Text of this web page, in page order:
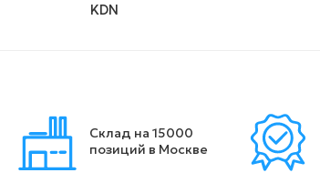
KDN
Склад на 15000
позиций в Москве